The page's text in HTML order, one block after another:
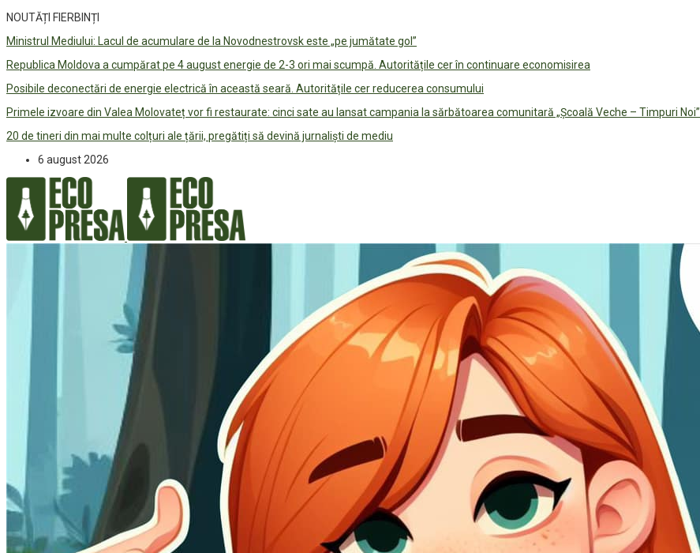
NOUTĂȚI FIERBINȚI
Ministrul Mediului: Lacul de acumulare de la Novodnestrovsk este „pe jumătate gol”
Republica Moldova a cumpărat pe 4 august energie de 2-3 ori mai scumpă. Autoritățile cer în continuare economisirea
Posibile deconectări de energie electrică în această seară. Autoritățile cer reducerea consumului
Primele izvoare din Valea Molovateț vor fi restaurate: cinci sate au lansat campania la sărbătoarea comunitară „Școală Veche – Timpuri Noi”
20 de tineri din mai multe colțuri ale țării, pregătiți să devină jurnaliști de mediu
6 august 2026